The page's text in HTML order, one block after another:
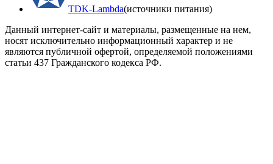
TDK-Lambda(источники питания)
Данный интернет-сайт и материалы, размещенные на нем,
носят исключительно информационный характер и не
являются публичной офертой, определяемой положениями
статьи 437 Гражданского кодекса РФ.